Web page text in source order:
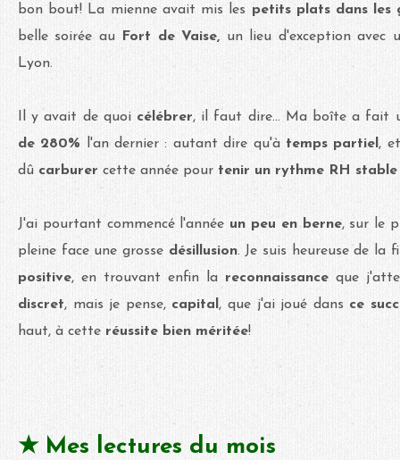
bon bout! La mienne avait mis les petits plats dans les
belle soirée au
Fort de Vaise, un lieu d'exception avec
Lyon.
Il y avait de quoi célébrer, il faut dire... Ma boîte a fait
de 280% l'an dernier : autant dire qu'à temps partiel ,
dû carburer cette année pour tenir un rythme RH
J'ai pourtant commencé l'année un peu en berne, sur le
pleine face une grosse désillusion. Je suis heureuse de la
positive, en trouvant enfin la reconnaissance que
discret, mais je pense, capital , que j'ai joué dans ce
haut, à cette réussite bien méritée!
★ Mes lectures du mois